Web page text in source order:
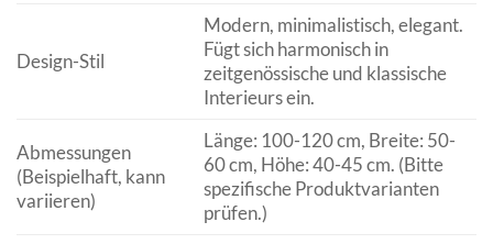
Design-Stil
Modern, minimalistisch, elegant.
Fügt sich harmonisch in
zeitgenössische und klassische
Interieurs ein.
Abmessungen
(Beispielhaft, kann
variieren)
Länge: 100-120 cm, Breite: 50-
60 cm, Höhe: 40-45 cm. (Bitte
spezifische Produktvarianten
prüfen.)